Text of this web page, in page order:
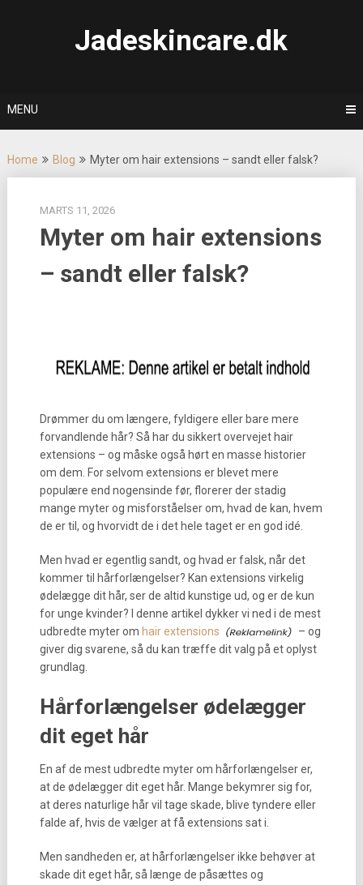
Jadeskincare.dk
MENU
Home Blog Myter om hair extensions – sandt eller falsk?
MARTS 11, 2026
Myter om hair extensions
– sandt eller falsk?
Drømmer du om længere, fyldigere eller bare mere
forvandlende hår? Så har du sikkert overvejet hair
extensions – og måske også hørt en masse historier
om dem. For selvom extensions er blevet mere
populære end nogensinde før, florerer der stadig
mange myter og misforståelser om, hvad de kan, hvem
de er til, og hvorvidt de i det hele taget er en god idé.
Men hvad er egentlig sandt, og hvad er falsk, når det
kommer til hårforlængelser? Kan extensions virkelig
ødelægge dit hår, ser de altid kunstige ud, og er de kun
for unge kvinder? I denne artikel dykker vi ned i de mest
udbredte myter om hair extensions
– og
giver dig svarene, så du kan træffe dit valg på et oplyst
grundlag.
Hårforlængelser ødelægger
dit eget hår
En af de mest udbredte myter om hårforlængelser er,
at de ødelægger dit eget hår. Mange bekymrer sig for,
at deres naturlige hår vil tage skade, blive tyndere eller
falde af, hvis de vælger at få extensions sat i.
Men sandheden er, at hårforlængelser ikke behøver at
skade dit eget hår, så længe de påsættes og